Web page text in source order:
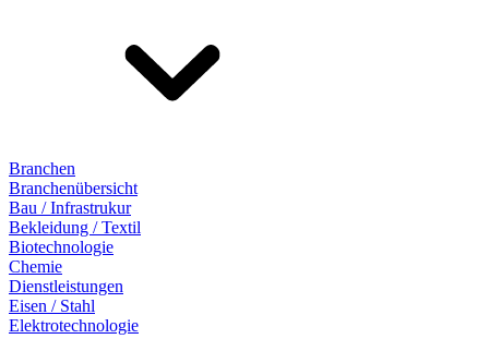
Branchen
Branchenübersicht
Bau / Infrastrukur
Bekleidung / Textil
Biotechnologie
Chemie
Dienstleistungen
Eisen / Stahl
Elektrotechnologie